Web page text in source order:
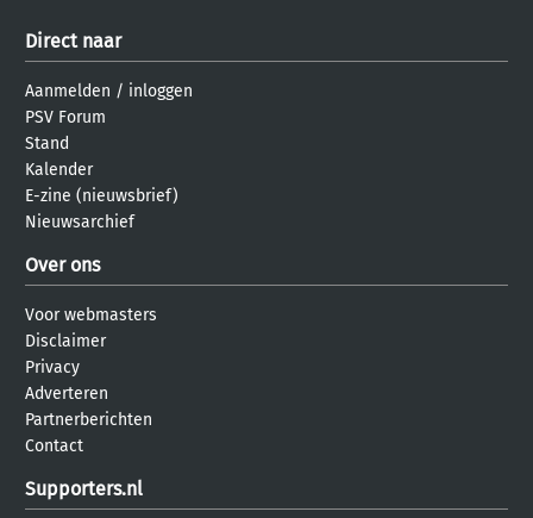
Direct naar
Aanmelden / inloggen
PSV Forum
Stand
Kalender
E-zine (nieuwsbrief)
Nieuwsarchief
Over ons
Voor webmasters
Disclaimer
Privacy
Adverteren
Partnerberichten
Contact
Supporters.nl